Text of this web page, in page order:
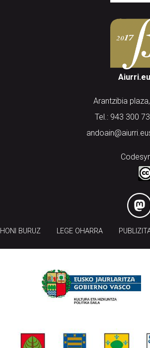
Arantzibia
Tel.: 943 300
HONI BURUZ LEGE OHARRA